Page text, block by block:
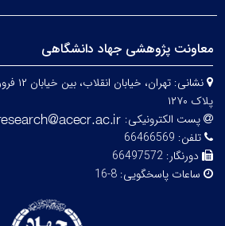
معاونت پژوهشی جهاد دانشگاهی
نشانی:
پلاک ۱۲۷۰
پست الکترونیکی:
تلفن: 66466569
دورنگار: 66497572
ساعات پاسخگویی: 8-16